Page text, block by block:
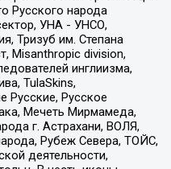
Русского народа
УНА - УНСО,
Тризуб им. Степана
Misanthropic division,
инглиизма,
TulaSkins,
Русские, Русское
Мечеть Мирмамеда,
г. Астрахани, ВОЛЯ,
Рубеж Севера, ТОЙС,
деятельности,